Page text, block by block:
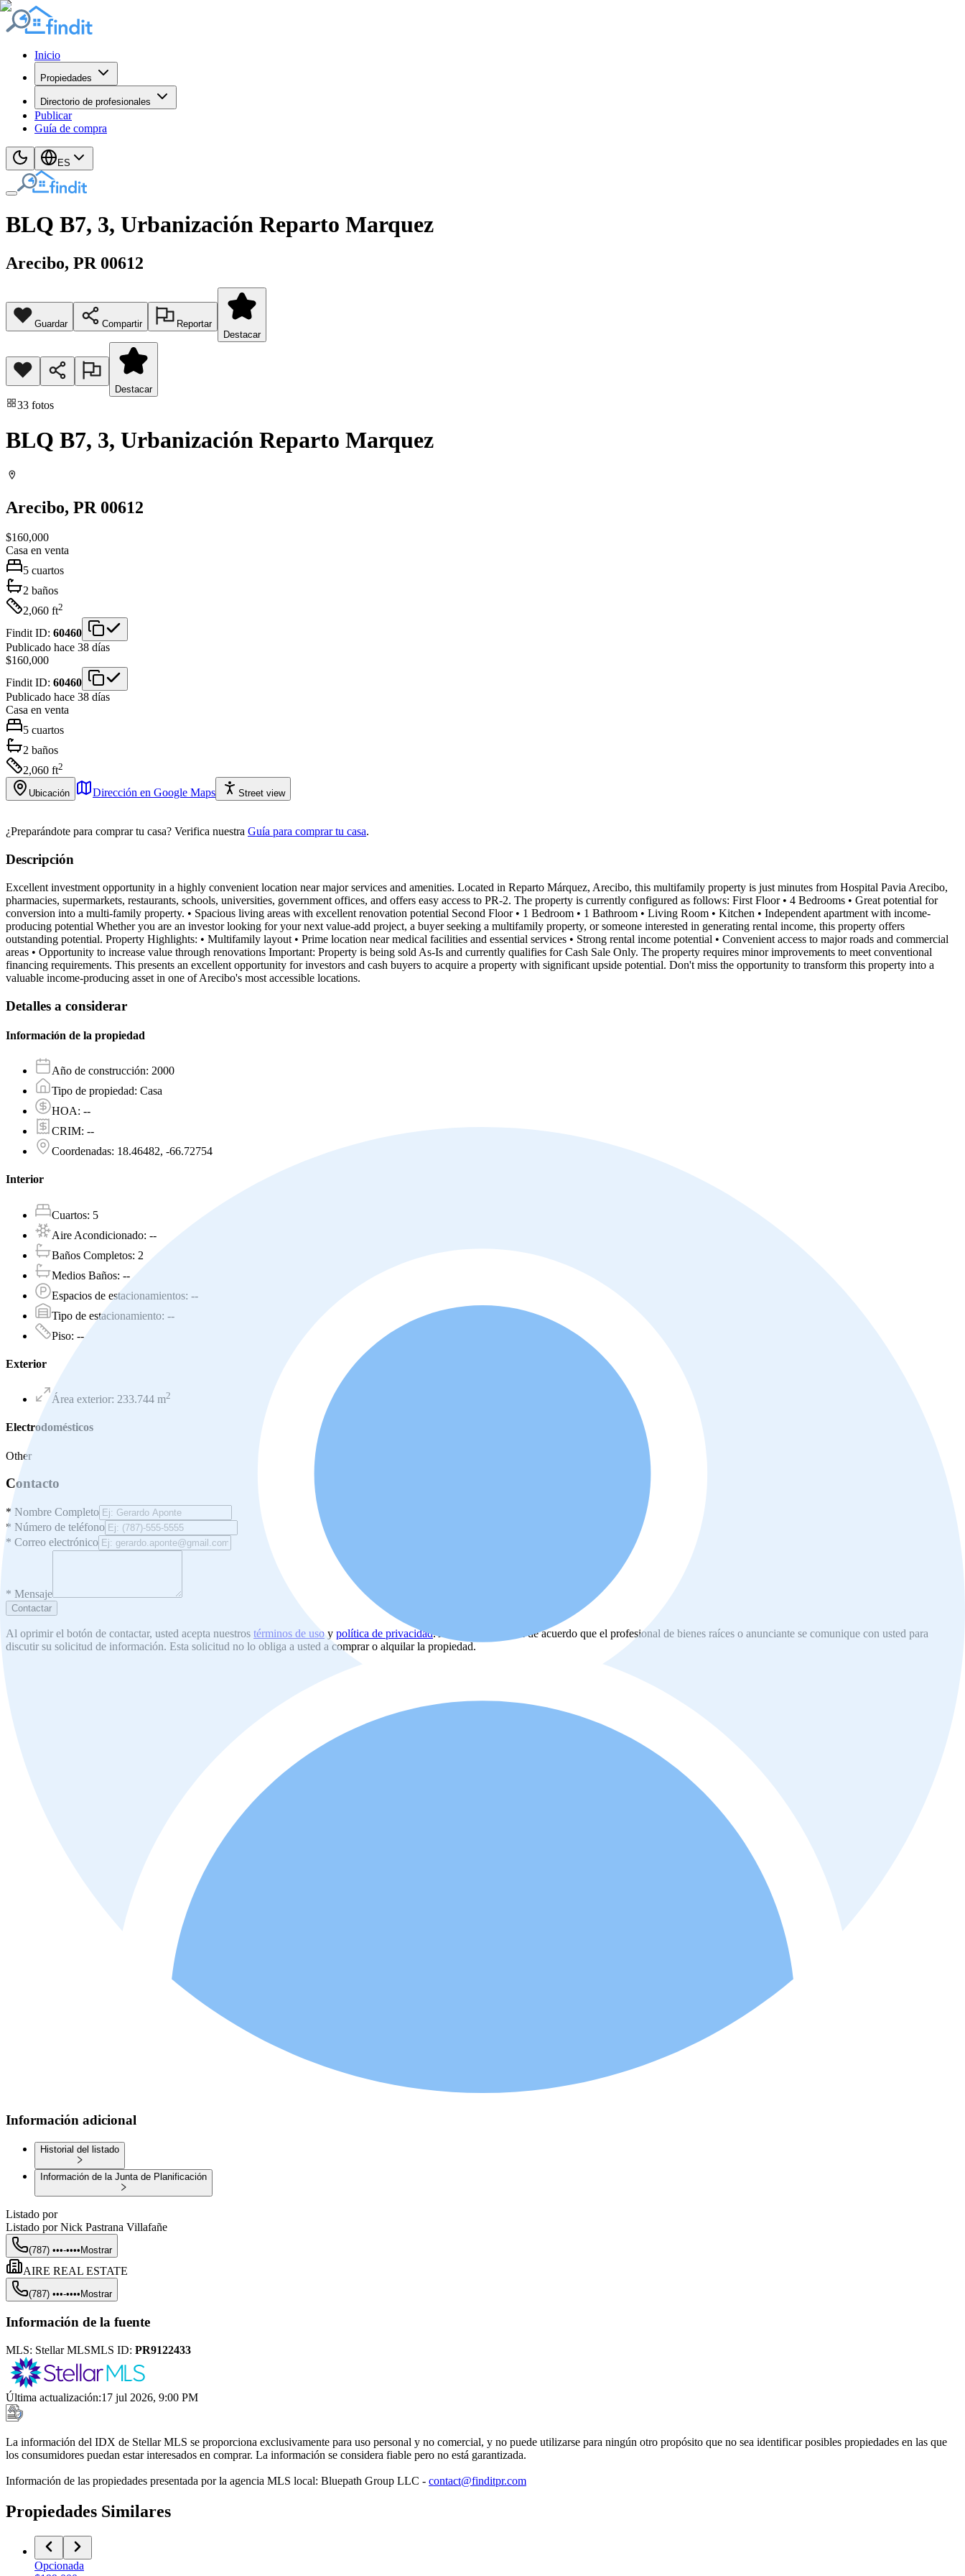
Inicio
Propiedades
Directorio de profesionales
Publicar
Guía de compra
ES
BLQ B7, 3, Urbanización Reparto Marquez
Arecibo, PR 00612
Guardar Compartir
Reportar
Destacar
Destacar
33 fotos
BLQ B7, 3, Urbanización Reparto Marquez
Arecibo, PR 00612
$160,000
Casa en venta
5 cuartos
2 baños
2,060 ft2
Findit ID: 60460
Publicado hace 38 días
$160,000
Findit ID: 60460
Publicado hace 38 días
Casa en venta
5 cuartos
2 baños
2,060 ft2
Ubicación Dirección en Google Maps Street view
¿Preparándote para comprar tu casa? Verifica nuestra Guía para comprar tu casa.
Descripción
Excellent investment opportunity in a highly convenient location near major services and amenities. Located in Reparto Márquez, Arecibo, this multifamily property is just minutes from Hospital Pavia Arecibo,
pharmacies, supermarkets, restaurants, schools, universities, government offices, and offers easy access to PR-2. The property is currently configured as follows: First Floor • 4 Bedrooms • Great potential for
conversion into a multi-family property. • Spacious living areas with excellent renovation potential Second Floor • 1 Bedroom • 1 Bathroom • Living Room • Kitchen • Independent apartment with income-
producing potential Whether you are an investor looking for your next value-add project, a buyer seeking a multifamily property, or someone interested in generating rental income, this property offers
outstanding potential. Property Highlights: • Multifamily layout • Prime location near medical facilities and essential services • Strong rental income potential • Convenient access to major roads and commercial
areas • Opportunity to increase value through renovations Important: Property is being sold As-Is and currently qualifies for Cash Sale Only. The property requires minor improvements to meet conventional
financing requirements. This presents an excellent opportunity for investors and cash buyers to acquire a property with significant upside potential. Don't miss the opportunity to transform this property into a
valuable income-producing asset in one of Arecibo's most accessible locations.
Detalles a considerar
Información de la propiedad
Año de construcción: 2000
Tipo de propiedad: Casa
HOA: --
CRIM: --
Coordenadas: 18.46482, -66.72754
Interior
Cuartos: 5
Aire Acondicionado: --
Baños Completos: 2
Medios Baños: --
Espacios de estacionamientos: --
Tipo de estacionamiento: --
Piso: --
Exterior
Área exterior: 233.744 m2
Electrodomésticos
Other
Contacto
* Nombre Completo
* Número de teléfono
* Correo electrónico
* Mensaje
Contactar
Al oprimir el botón de contactar, usted acepta nuestros términos de uso y política de privacidad. Además, usted está de acuerdo que el profesional de bienes raíces o anunciante se comunique con usted para
discutir su solicitud de información. Esta solicitud no lo obliga a usted a comprar o alquilar la propiedad.
Información adicional
Historial del listado
Información de la Junta de Planificación
Listado por
Listado por Nick Pastrana Villafañe
(787) •••-••••Mostrar
AIRE REAL ESTATE
(787) •••-••••Mostrar
Información de la fuente
MLS: Stellar MLSMLS ID: PR9122433
Última actualización:17 jul 2026, 9:00 PM
La información del IDX de Stellar MLS se proporciona exclusivamente para uso personal y no comercial, y no puede utilizarse para ningún otro propósito que no sea identificar posibles propiedades en las que
los consumidores puedan estar interesados en comprar. La información se considera fiable pero no está garantizada.
Información de las propiedades presentada por la agencia MLS local: Bluepath Group LLC - contact@finditpr.com
Propiedades Similares
Opcionada